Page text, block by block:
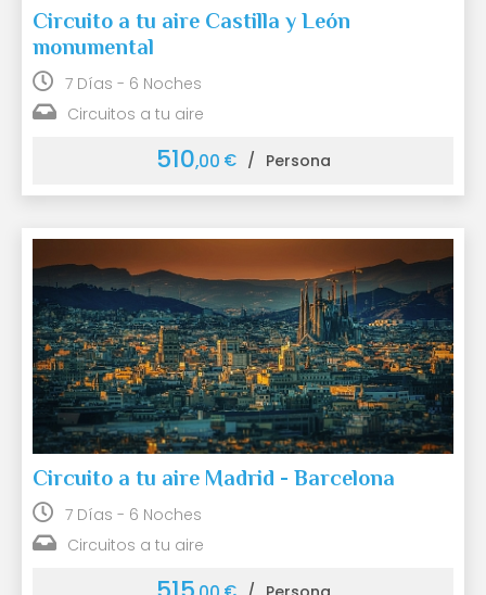
Circuito a tu aire Castilla y León
monumental
7 Días - 6 Noches
Circuitos a tu aire
510,00 € / Persona
Circuito a tu aire Madrid - Barcelona
7 Días - 6 Noches
Circuitos a tu aire